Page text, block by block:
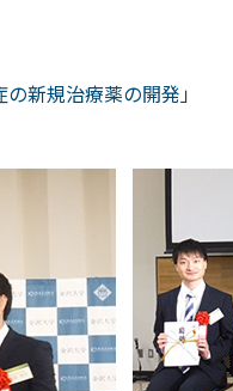
新規治療薬の開発」